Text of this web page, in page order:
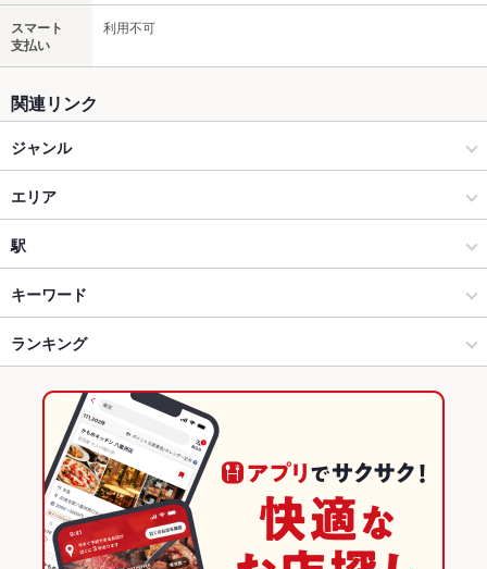
スマート
支払い
利用不可
関連リンク
ジャンル
居酒屋
和風
鹿児島市 天文館・中央駅・ふ頭 × 居酒屋
鹿児島市 天文館・中央駅・ふ頭 × 和風
天文館通駅 × 居酒屋
天文館通駅 × 和風
日本料理・懐石・割烹
エリア
天文館
天文館 × 居酒屋
天文館 × 和風
天文館 × 和食
天文館 × 日本料理・懐石・割烹
鹿児島
鹿児島 × 居酒屋
駅
天文館通駅
キーワード
からあげ
ランキング
鹿児島のグルメランキング
鹿児島の居酒屋ランキング
鹿児島市 天文館・中央駅・ふ頭のグルメランキング
鹿児島市 天文館・中央駅・ふ頭の居酒屋ランキング